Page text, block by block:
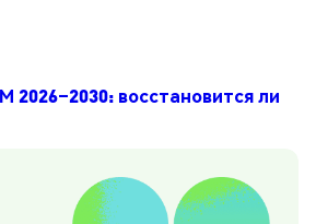
2026–2030: восстановится ли